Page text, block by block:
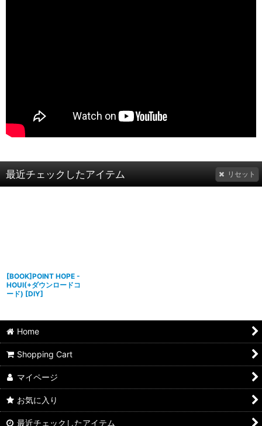
最近チェックしたアイテム リセット
[BOOK]POINT HOPE -
HOUI(+ダウンロードコ
ード) [DIY]
Home
Shopping Cart
マイページ
お気に入り
最近チェックしたアイテム